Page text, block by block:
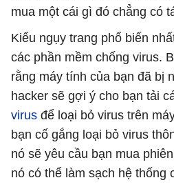
mua một cái gì đó chẳng có
Kiểu ngụy trang phổ biến
các phần mềm chống virus.
rằng máy tính của bạn đã bị
hacker sẽ gợi ý cho bạn tải
virus để loại bỏ virus trên
bạn cố gắng loại bỏ virus
nó sẽ yêu cầu bạn mua
nó có thể làm sạch hệ thống